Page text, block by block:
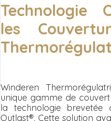
Technologie
les
Winderen
unique gamme de
la technologie brevetée
Outlast®. Cette solution